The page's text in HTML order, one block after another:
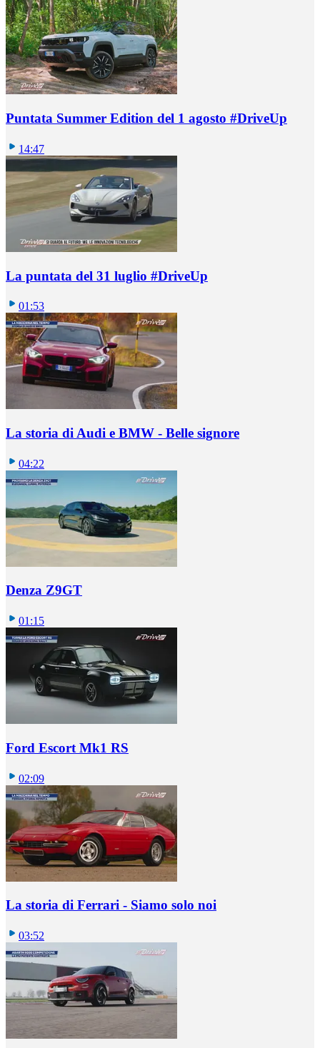
Puntata Summer Edition del 1 agosto #DriveUp
14:47
La puntata del 31 luglio #DriveUp
01:53
La storia di Audi e BMW - Belle signore
04:22
Denza Z9GT
01:15
Ford Escort Mk1 RS
02:09
La storia di Ferrari - Siamo solo noi
03:52